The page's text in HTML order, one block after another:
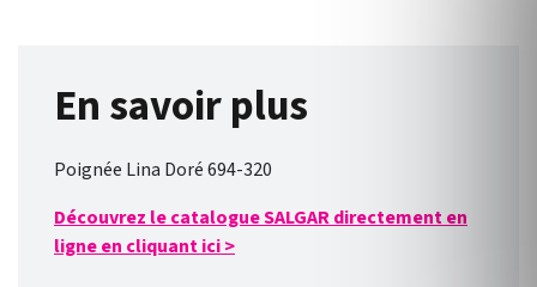
En savoir plus
Poignée Lina Doré 694-320
Découvrez le catalogue SALGAR directement en
ligne en cliquant ici>